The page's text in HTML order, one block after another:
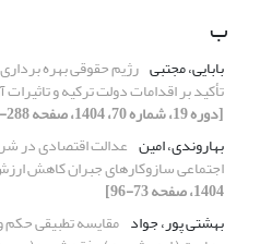
ب
بابایی، مجتبی رژیم حقوقی بهره
تأکید بر اقدامات دولت ترکیه و
[دوره 19، شماره 70، 1404، صفحه 288-311]
بهاروندی، امین عدالت اقتصادی در
اجتماعی سازوکارهای جبران کاهش
1404، صفحه 73-96]
بهشتی پور، جواد مقایسه تطبیقی